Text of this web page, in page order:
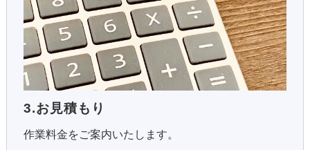
3.お見積もり
作業料金をご案内いたします。